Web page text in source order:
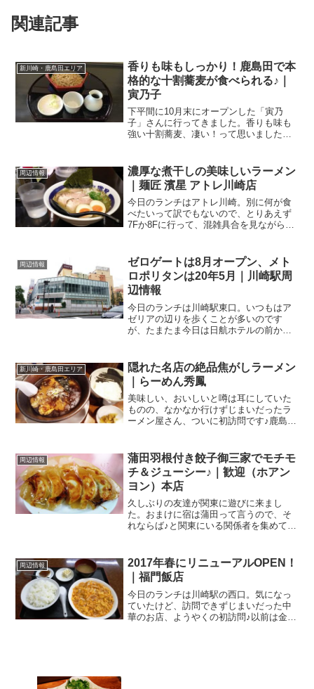
関連記事
新川崎・鹿島田エリア
香りも味もしっかり！鹿島田で本
格的な十割蕎麦が食べられる♪｜
寅乃子
下平間に10月末にオープンした「寅乃
子」さんに行ってきました。香りも味も
強い十割蕎麦、凄い！って思いました
鹿島田駅に向かっていた私。ふと目をや
りますと、いつも行列のお店...
周辺情報
濃厚な煮干しの美味しいラーメン
｜麺匠 濱星 アトレ川崎店
今日のランチはアトレ川崎。別に何が食
べたいって訳でもないので、とりあえず
7Fか8Fに行って、混雑具合を見ながら決
ろ、ラーメン屋さんになってる！？しか
も濃厚煮干しラーメン...
周辺情報
ゼロゲートは8月オープン、メト
ロポリタンは20年5月｜川崎駅周
辺情報
今日のランチは川崎駅東口。いつもはア
ゼリアの辺りを歩くことが多いのです
が、たまたま今日は日航ホテルの前から
ルフロンがある交差点、ふと目をやる
と、いつの間にやら風景が変...
新川崎・鹿島田エリア
隠れた名店の絶品焦がしラーメン
｜らーめん秀鳳
美味しい、おいしいと噂は耳にしていた
ものの、なかなか行けずじまいだったラ
ーメン屋さん、ついに初訪問です♪鹿島田
歩くと右側のマンションの1Fに看板が見
えます。ラーメン...
周辺情報
蒲田羽根付き餃子御三家でモチモ
チ＆ジューシー♪｜歓迎（ホアン
ヨン）本店
久しぶりの友達が関東に遊びに来まし
た。おまけに宿は蒲田って言うので、そ
れならば♪と関東にいる関係者を集めて会
ディアが浮かばず．．．そうだ、蒲田と
言えば羽根付き餃子！なんでも蒲...
周辺情報
2017年春にリニューアルOPEN！
｜福門飯店
今日のランチは川崎駅の西口。気になっ
ていたけど、訪問できずじまいだった中
華のお店、ようやくの初訪問♪以前は金華